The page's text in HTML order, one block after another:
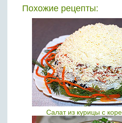
Похожие рецепты:
Салат из курицы с